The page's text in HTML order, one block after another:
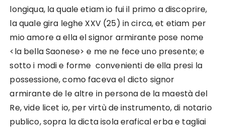
longiqua, la quale etiam io fui il primo a discoprire,
la quale gira leghe XXV (25) in circa, et etiam per
mio amore a ella el signor armirante pose nome
<la bella Saonese> e me ne fece uno presente; e
sotto i modi e forme convenienti de ella presi la
possessione, como faceva el dicto signor
armirante de le altre in persona de la maestà del
Re, vide licet io, per virtù de instrumento, di notario
publico, sopra la dicta isola erafical erba e tagliai